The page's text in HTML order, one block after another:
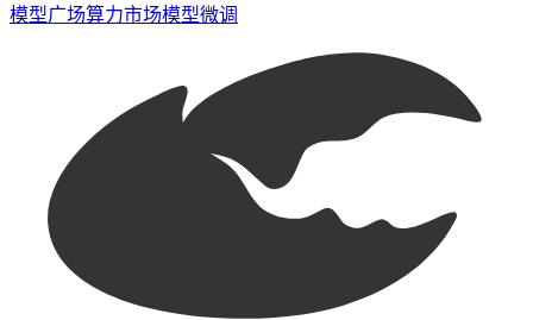
模型广场算力市场模型微调